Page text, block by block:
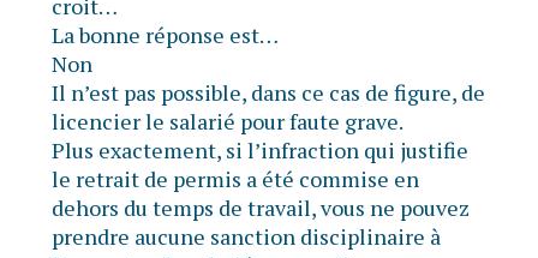
La bonne réponse est…
Non
Il n’est pas possible, dans ce cas de figure, de
licencier le salarié pour faute grave.
Plus exactement, si l’infraction qui justifie
le retrait de permis a été commise en
dehors du temps de travail, vous ne pouvez
prendre aucune sanction disciplinaire à